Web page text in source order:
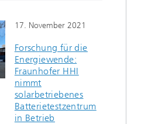
17. November 2021
Forschung für die
Energiewende:
Fraunhofer HHI
nimmt
solarbetriebenes
Batterietestzentrum
in Betrieb